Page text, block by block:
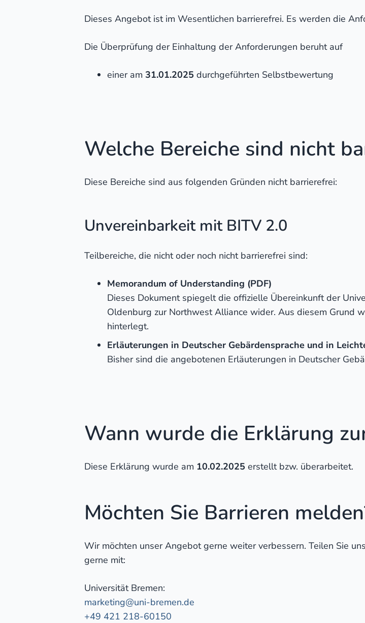
Dieses Angebot ist im Wesentlichen barrierefrei. Es werden die
Die Überprüfung der Einhaltung der Anforderungen beruht auf
einer am 31.01.2025 durchgeführten Selbstbewertung
Welche Bereiche sind nicht
Diese Bereiche sind aus folgenden Gründen nicht barrierefrei:
Unvereinbarkeit mit BITV 2.0
Teilbereiche, die nicht oder noch nicht barrierefrei sind:
Memorandum of Understanding (PDF)
Dieses Dokument spiegelt die offizielle Übereinkunft der
Oldenburg zur Northwest Alliance wider. Aus diesem Grund
hinterlegt.
Erläuterungen in Deutscher Gebärdensprache und in
Bisher sind die angebotenen Erläuterungen in Deutscher
Wann wurde die Erklärung
Diese Erklärung wurde am 10.02.2025 erstellt bzw. überarbeitet.
Möchten Sie Barrieren
Wir möchten unser Angebot gerne weiter verbessern. Teilen Sie
gerne mit:
Universität Bremen:
marketing@uni-bremen.de
+49 421 218-60150